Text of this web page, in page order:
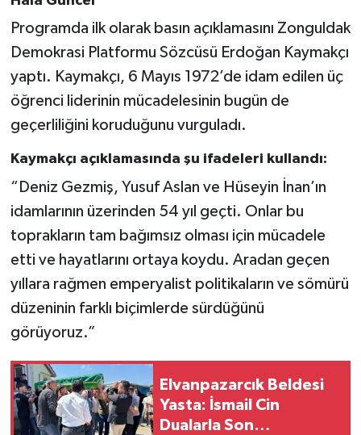
Programda ilk olarak basın açıklamasını Zonguldak
Demokrasi Platformu Sözcüsü Erdoğan Kaymakçı
yaptı. Kaymakçı, 6 Mayıs 1972’de idam edilen üç
öğrenci liderinin mücadelesinin bugün de
geçerliliğini koruduğunu vurguladı.
Kaymakçı açıklamasında şu ifadeleri kullandı:
“Deniz Gezmiş, Yusuf Aslan ve Hüseyin İnan’ın
idamlarının üzerinden 54 yıl geçti. Onlar bu
toprakların tam bağımsız olması için mücadele
etti ve hayatlarını ortaya koydu. Aradan geçen
yıllara rağmen emperyalist politikaların ve sömürü
düzeninin farklı biçimlerde sürdüğünü
görüyoruz.”
Elvanpazarcık Beldesi
Yasta: İsmail Cin
Dualarla Son